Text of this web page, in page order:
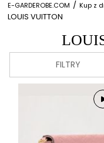
E-GARDEROBE.COM / Kup z
LOUIS VUITTON
FILTRY